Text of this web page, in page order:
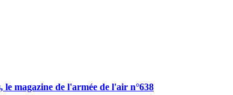
le magazine de l'armée de l'air n°638